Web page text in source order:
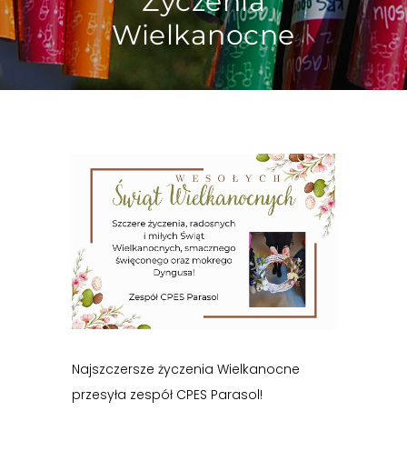
Wielkanocne
Najszczersze życzenia Wielkanocne
przesyła zespół CPES Parasol!